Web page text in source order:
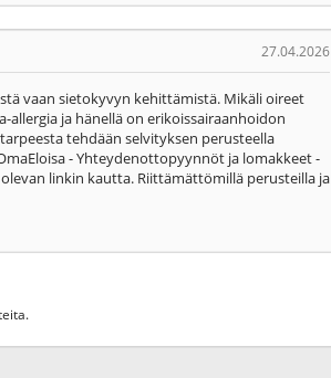
27.04.2026
vaan sietokyvyn kehittämistä. Mikäli oireet
ja hänellä on erikoissairaanhoidon
tehdään selvityksen perusteella
- Yhteydenottopyynnöt ja lomakkeet -
linkin kautta. Riittämättömillä perusteilla ja